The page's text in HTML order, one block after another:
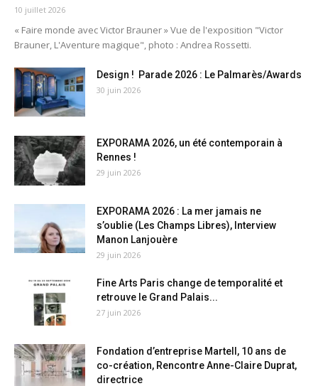
10 juillet 2026
« Faire monde avec Victor Brauner » Vue de l'exposition "Victor
Brauner, L'Aventure magique", photo : Andrea Rossetti.
Design ! Parade 2026 : Le Palmarès/Awards
30 juin 2026
EXPORAMA 2026, un été contemporain à
Rennes !
29 juin 2026
EXPORAMA 2026 : La mer jamais ne
s’oublie (Les Champs Libres), Interview
Manon Lanjouère
29 juin 2026
Fine Arts Paris change de temporalité et
retrouve le Grand Palais...
27 juin 2026
Fondation d’entreprise Martell, 10 ans de
co-création, Rencontre Anne-Claire Duprat,
directrice